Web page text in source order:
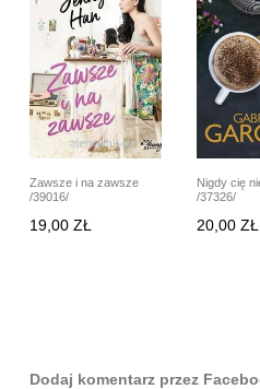
Zawsze i na zawsze
/39016/
19,00 ZŁ
Nigdy cię
/37326/
20,00 ZŁ
Dodaj komentarz przez